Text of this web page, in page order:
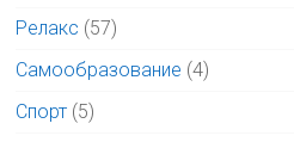
Релакс (57)
Самообразование (4)
Спорт (5)